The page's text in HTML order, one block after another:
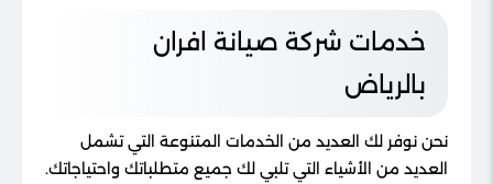
خدمات شركة صيانة افران
بالرياض
نحن نوفر لك العديد من الخدمات المتنوعة التي تشمل
العديد من الأشياء التي تلبي لك جميع متطلباتك واحتياجاتك.